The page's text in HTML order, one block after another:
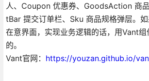
人、Coupon 优惠券、GoodsAction 商
tBar 提交订单栏、Sku 商品规格弹层。
在意界面，实现业务逻辑的话，用Vant
的。
Vant官网： https://youzan.github.io/